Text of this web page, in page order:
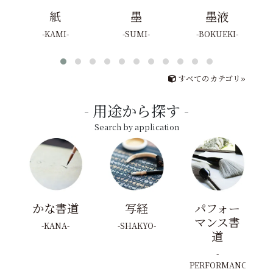
紙
KAMI
墨
SUMI
墨液
BOKUEKI
すべてのカテゴリ»
用途から探す
Search by application
かな書道
KANA
写経
SHAKYO
パフォー
マンス書
道
PERFORMANCE